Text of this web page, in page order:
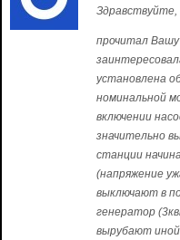
Здравствуйте,
прочитал
установлена
номинальной
включении
значительно
станции
(напряжение
выключают в
генератор
вырубают